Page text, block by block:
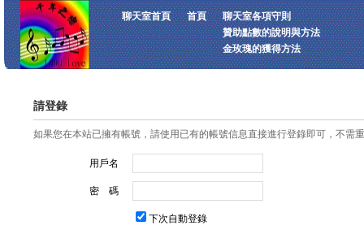
聊天室首頁 首頁
聊天室各項守則
贊助點數的說明與方法
金玫瑰的獲得方法
請登錄
如果您在本站已擁有帳號，請使用已有的帳號信息直接進行登錄即可，不需
用戶名
密 碼
下次自動登錄